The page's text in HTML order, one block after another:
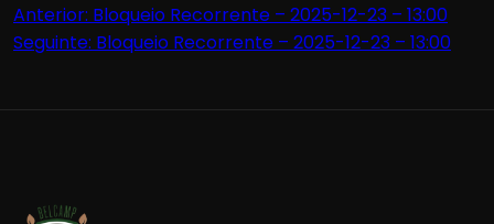
Beach Tennis
Navegação
de
Anterior: Bloqueio Recorrente – 2025-12-23 – 13:00
Seguinte: Bloqueio Recorrente – 2025-12-23 – 13:00